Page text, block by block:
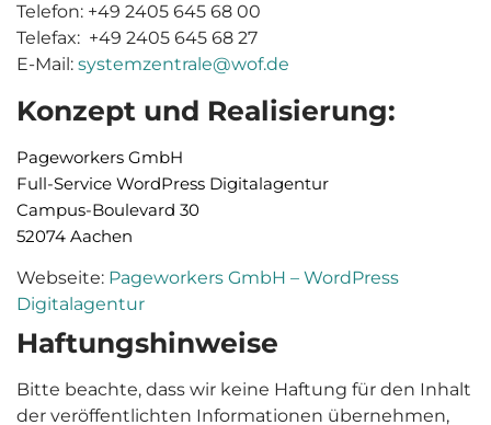
Telefon: +49 2405 645 68 00
Telefax: +49 2405 645 68 27
E-Mail: systemzentrale@wof.de
Konzept und Realisierung:
Pageworkers GmbH
Full-Service WordPress Digitalagentur
Campus-Boulevard 30
52074 Aachen
Webseite: Pageworkers GmbH – WordPress
Digitalagentur
Haftungshinweise
Bitte beachte, dass wir keine Haftung für den Inhalt
der veröffentlichten Informationen übernehmen,